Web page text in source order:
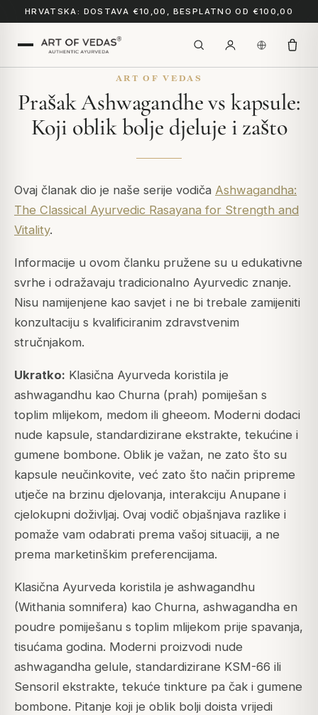
HRVATSKA: DOSTAVA €10,00, BESPLATNO OD €100,00
ART OF VEDAS
Prašak Ashwagandhe vs kapsule:
Koji oblik bolje djeluje i zašto
Ovaj članak dio je naše serije vodiča Ashwagandha:
The Classical Ayurvedic Rasayana for Strength and
Vitality.
Informacije u ovom članku pružene su u edukativne
svrhe i odražavaju tradicionalno Ayurvedic znanje.
Nisu namijenjene kao savjet i ne bi trebale zamijeniti
konzultaciju s kvalificiranim zdravstvenim
stručnjakom.
Ukratko: Klasična Ayurveda koristila je
ashwagandhu kao Churna (prah) pomiješan s
toplim mlijekom, medom ili gheeom. Moderni dodaci
nude kapsule, standardizirane ekstrakte, tekućine i
gumene bombone. Oblik je važan, ne zato što su
kapsule neučinkovite, već zato što način pripreme
utječe na brzinu djelovanja, interakciju Anupane i
cjelokupni doživljaj. Ovaj vodič objašnjava razlike i
pomaže vam odabrati prema vašoj situaciji, a ne
prema marketinškim preferencijama.
Klasična Ayurveda koristila je ashwagandhu
(Withania somnifera) kao Churna, ashwagandha en
poudre pomiješanu s toplim mlijekom prije spavanja,
tisućama godina. Moderni proizvodi nude
ashwagandha gelule, standardizirane KSM-66 ili
Sensoril ekstrakte, tekuće tinkture pa čak i gumene
bombone. Pitanje koji je oblik bolji doista vrijedi